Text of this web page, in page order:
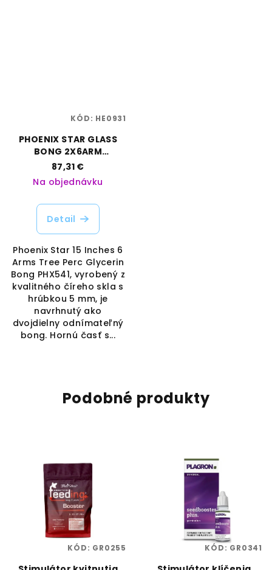
PHOENIX STAR GLASS
BONG 2X6ARM
PERC/GLYCERIN - 38CM
87,31 €
Na objednávku
Detail
Phoenix Star 15 Inches 6
Arms Tree Perc Glycerin
Bong PHX541, vyrobený z
kvalitného číreho skla s
hrúbkou 5 mm, je
navrhnutý ako
dvojdielny odnímateľný
bong. Hornú časť s...
KÓD: HE0931
Podobné produkty
KÓD: GR0255 KÓD: GR0341